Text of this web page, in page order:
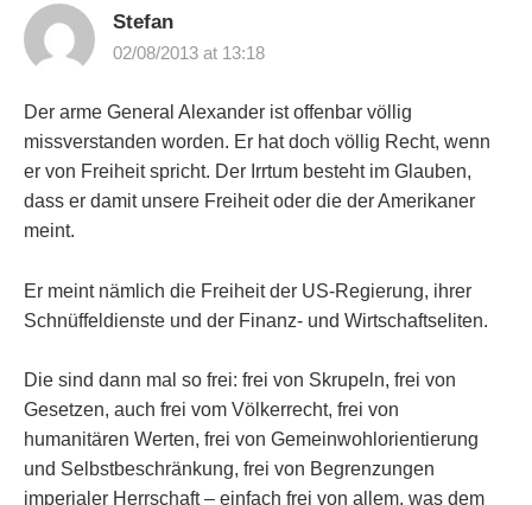
Stefan
02/08/2013 at 13:18
Der arme General Alexander ist offenbar völlig
missverstanden worden. Er hat doch völlig Recht, wenn
er von Freiheit spricht. Der Irrtum besteht im Glauben,
dass er damit unsere Freiheit oder die der Amerikaner
meint.
Er meint nämlich die Freiheit der US-Regierung, ihrer
Schnüffeldienste und der Finanz- und Wirtschaftseliten.
Die sind dann mal so frei: frei von Skrupeln, frei von
Gesetzen, auch frei vom Völkerrecht, frei von
humanitären Werten, frei von Gemeinwohlorientierung
und Selbstbeschränkung, frei von Begrenzungen
imperialer Herrschaft – einfach frei von allem, was dem